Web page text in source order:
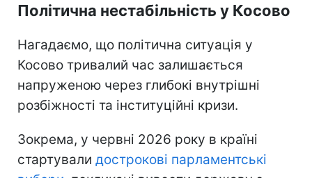
Політична нестабільність у Косово
Нагадаємо, що політична ситуація у
Косово тривалий час залишається
напруженою через глибокі внутрішні
розбіжності та інституційні кризи.
Зокрема, у червні 2026 року в країні
стартували дострокові парламентські